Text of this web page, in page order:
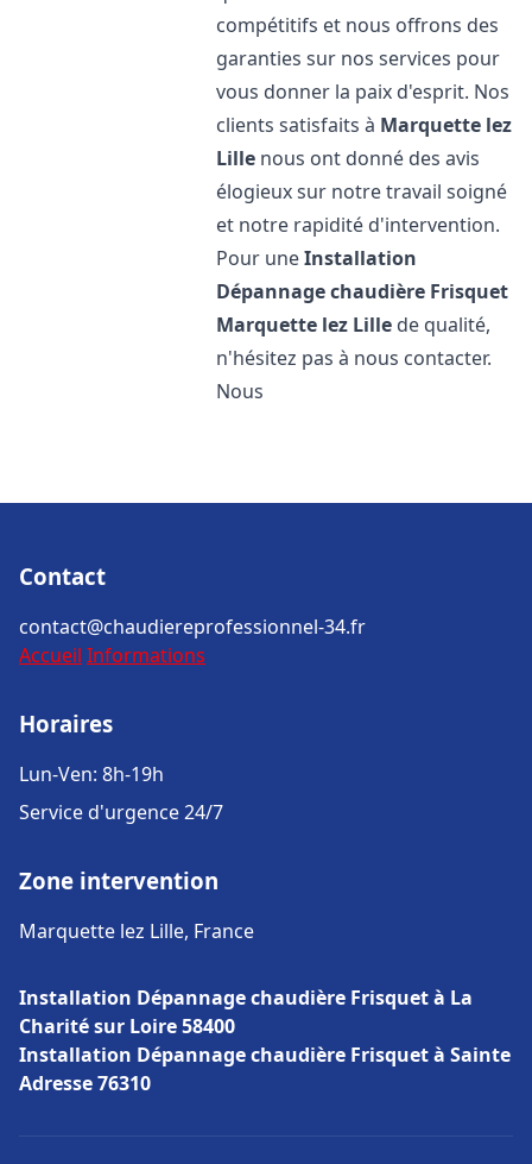
compétitifs et nous offrons des
garanties sur nos services pour
vous donner la paix d'esprit. Nos
clients satisfaits à Marquette lez
Lille nous ont donné des avis
élogieux sur notre travail soigné
et notre rapidité d'intervention.
Pour uneInstallation
Dépannage chaudière Frisquet
Marquette lez Lille de qualité,
n'hésitez pas à nous contacter.
Nous
Contact
contact@chaudiereprofessionnel-34.fr
Accueil Informations
Horaires
Lun-Ven: 8h-19h
Service d'urgence 24/7
Zone intervention
Marquette lez Lille, France
Installation Dépannage chaudière Frisquet à La
Charité sur Loire 58400
Installation Dépannage chaudière Frisquet à Sainte
Adresse 76310